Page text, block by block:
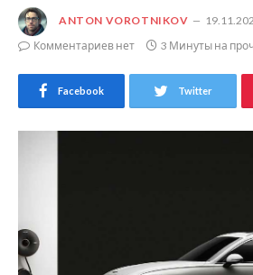
ANTON VOROTNIKOV
Комментариев нет
3 Минуты на
Facebook Twitter